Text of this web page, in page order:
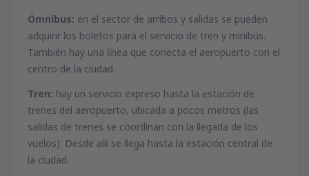
Ómnibus: en el sector de arribos y salidas se pueden
adquirir los boletos para el servicio de tren y minibús.
También hay una línea que conecta el aeropuerto con el
centro de la ciudad.
Tren: hay un servicio expreso hasta la estación de
trenes del aeropuerto, ubicada a pocos metros (las
salidas de trenes se coordinan con la llegada de los
vuelos). Desde allí se llega hasta la estación central de
la ciudad.